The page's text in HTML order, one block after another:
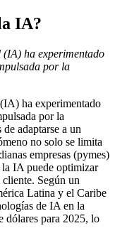
IA?
ha experimentado
por la
ha experimentado
por la
adaptarse a un
no solo se limita
empresas (pymes)
la IA puede optimizar
Según un
Latina y el Caribe
de IA en la
dólares para 2025, lo